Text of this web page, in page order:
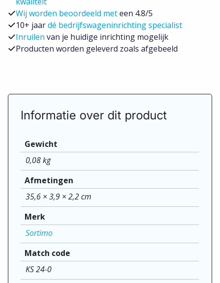
Wij worden beoordeeld meteen 4.8/5
10+ jaardé bedrijfswageninrichting specialist
Inruilen van je huidige inrichting mogelijk
Producten worden geleverd zoals afgebeeld
Informatie over dit product
Gewicht
0,08 kg
Afmetingen
35,6 × 3,9 × 2,2 cm
Merk
Sortimo
Match code
KS 24-0